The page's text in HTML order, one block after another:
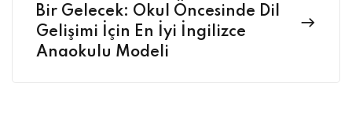
Bir Gelecek: Okul Öncesinde Dil
Gelişimi İçin En İyi İngilizce
Anaokulu Modeli